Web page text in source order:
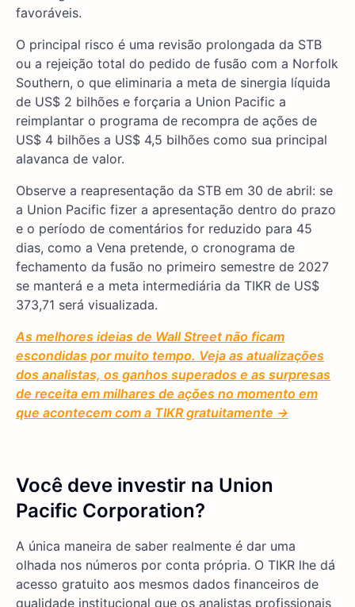
favoráveis.
O principal risco é uma revisão prolongada da STB
ou a rejeição total do pedido de fusão com a Norfolk
Southern, o que eliminaria a meta de sinergia líquida
de US$ 2 bilhões e forçaria a Union Pacific a
reimplantar o programa de recompra de ações de
US$ 4 bilhões a US$ 4,5 bilhões como sua principal
alavanca de valor.
Observe a reapresentação da STB em 30 de abril: se
a Union Pacific fizer a apresentação dentro do prazo
e o período de comentários for reduzido para 45
dias, como a Vena pretende, o cronograma de
fechamento da fusão no primeiro semestre de 2027
se manterá e a meta intermediária da TIKR de US$
373,71 será visualizada.
As melhores ideias de Wall Street não ficam
escondidas por muito tempo. Veja as atualizações
dos analistas, os ganhos superados e as surpresas
de receita em milhares de ações no momento em
que acontecem com a TIKR gratuitamente →
Você deve investir na Union
Pacific Corporation?
A única maneira de saber realmente é dar uma
olhada nos números por conta própria. O TIKR lhe dá
acesso gratuito aos mesmos dados financeiros de
qualidade institucional que os analistas profissionais